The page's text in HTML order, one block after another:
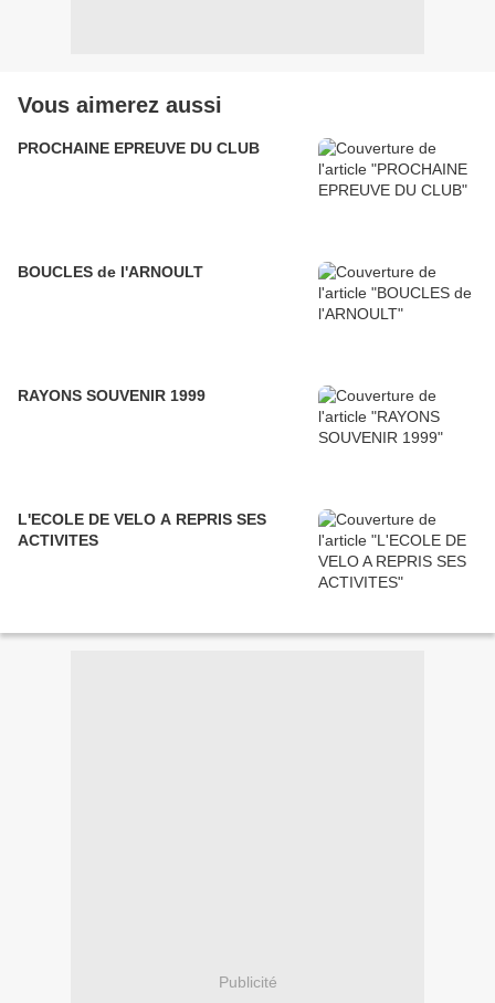
Vous aimerez aussi
PROCHAINE EPREUVE DU CLUB
BOUCLES de l'ARNOULT
RAYONS SOUVENIR 1999
L'ECOLE DE VELO A REPRIS SES
ACTIVITES
Publicité